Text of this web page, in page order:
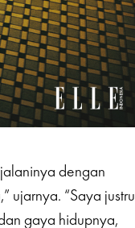
dengan
ujarnya. “Saya justru
gaya hidupnya,